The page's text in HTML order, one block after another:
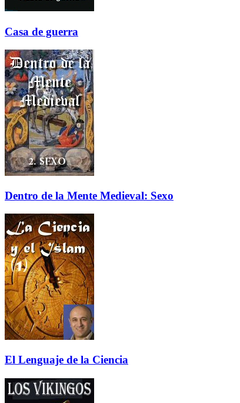
Casa de guerra
Dentro de la Mente Medieval: Sexo
El Lenguaje de la Ciencia